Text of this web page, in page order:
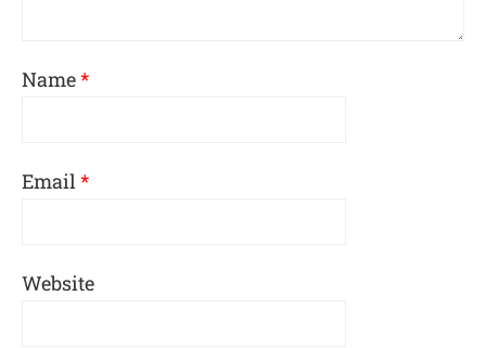
Name*
Email *
Website